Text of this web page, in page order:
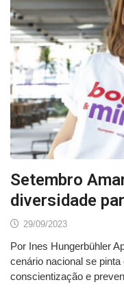
Setembro
diversidade
29/09/2023
Por Ines Hungerbühler
cenário nacional se
conscientização e